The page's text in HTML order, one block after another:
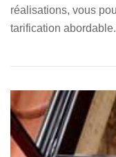
réalisations, vous
tarification abordable.